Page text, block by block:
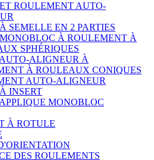
ROULEMENT AUTO-
SEMELLE EN 2 PARTIES
À ROULEMENT À
SPHÉRIQUES
ALIGNEUR À
À ROULEAUX CONIQUES
AUTO-ALIGNEUR
INSERT
MONOBLOC
À ROTULE
DES ROULEMENTS